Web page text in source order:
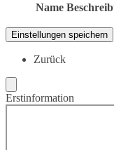
Name
Einstellungen speichern
Zurück
Erstinformation